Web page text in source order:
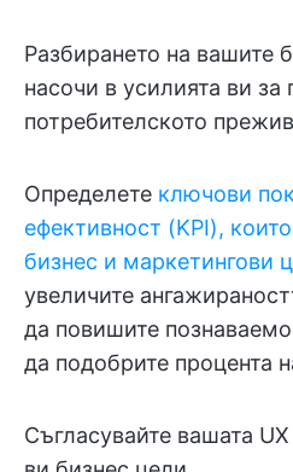
Разбирането на вашите
насочи в усилията ви за
потребителското
Определете ключови
ефективност (KPI),
бизнес и маркетингови
увеличите
да повишите
да подобрите процента
Съгласувайте вашата